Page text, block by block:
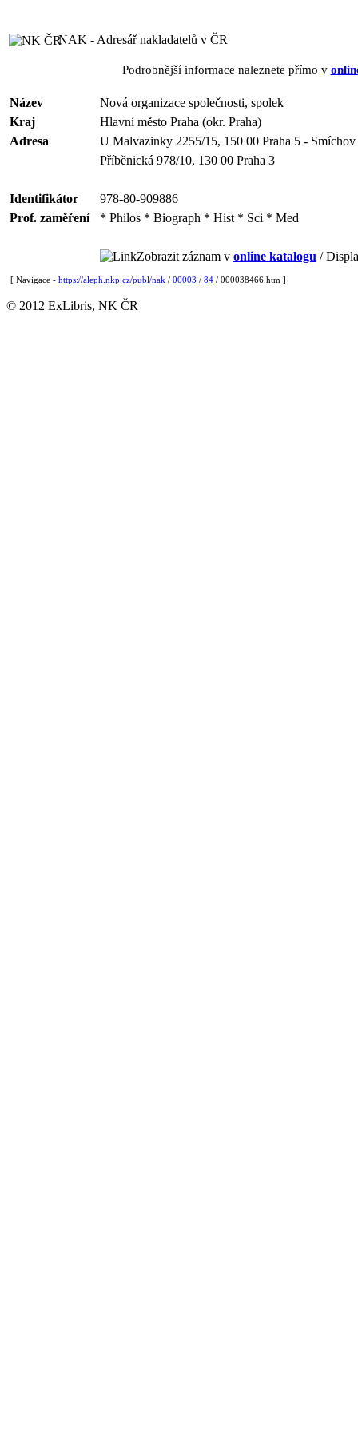
NAK - Adresář nakladatelů v ČR
Podrobnější informace naleznete přímo v
Název
Nová organizace společnosti, spolek
Kraj
Hlavní město Praha (okr. Praha)
Adresa
U Malvazinky 2255/15, 150 00 Praha 5 - Smíchov
Příběnická 978/10, 130 00 Praha 3
Identifikátor
978-80-909886
Prof. zaměření
* Philos * Biograph * Hist * Sci * Med
Zobrazit záznam v online katalogu /
[ Navigace - https://aleph.nkp.cz/publ/nak / 00003 / 84 / 000038466.htm ]
© 2012 ExLibris, NK ČR